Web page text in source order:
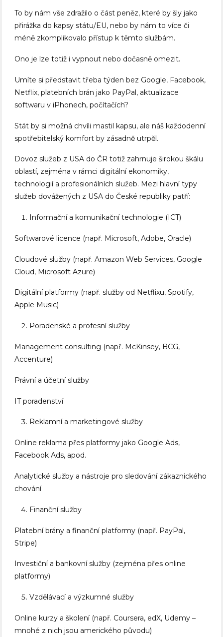
To by nám vše zdražilo o část peněz, které by šly jako
přirážka do kapsy státu/EU, nebo by nám to více či
méně zkomplikovalo přístup k těmto službám.
Ono je lze totiž i vypnout nebo dočasně omezit.
Umíte si představit třeba týden bez Google, Facebook,
Netflix, platebních brán jako PayPal, aktualizace
softwaru v iPhonech, počítačích?
Stát by si možná chvíli mastil kapsu, ale náš každodenní
spotřebitelský komfort by zásadně utrpěl.
Dovoz služeb z USA do ČR totiž zahrnuje širokou škálu
oblastí, zejména v rámci digitální ekonomiky,
technologií a profesionálních služeb. Mezi hlavní typy
služeb dovážených z USA do České republiky patří:
Informační a komunikační technologie (ICT)
Softwarové licence (např. Microsoft, Adobe, Oracle)
Cloudové služby (např. Amazon Web Services, Google
Cloud, Microsoft Azure)
Digitální platformy (např. služby od Netflixu, Spotify,
Apple Music)
Poradenské a profesní služby
Management consulting (např. McKinsey, BCG,
Accenture)
Právní a účetní služby
IT poradenství
Reklamní a marketingové služby
Online reklama přes platformy jako Google Ads,
Facebook Ads, apod.
Analytické služby a nástroje pro sledování zákaznického
chování
Finanční služby
Platební brány a finanční platformy (např. PayPal,
Stripe)
Investiční a bankovní služby (zejména přes online
platformy)
Vzdělávací a výzkumné služby
Online kurzy a školení (např. Coursera, edX, Udemy –
mnohé z nich jsou amerického původu)